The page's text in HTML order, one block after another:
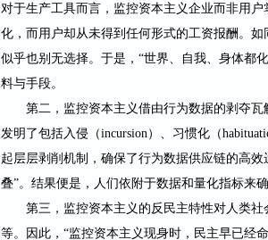
对于生产工具而言，监控资本主义企业而非用
化，而用户却从未得到任何形式的工资报酬。
似乎也别无选择。于是，“世界、自我、身体都
料与手段。
第二，监控资本主义借由行为数据的剥夺
发明了包括入侵（incursion）、习惯化（
起层层剥削机制，确保了行为数据供应链的高
叠”。结果便是，人们依附于数据和量化指标来
第三，监控资本主义的反民主特性对人类
等。因此， “监控资本主义现身时，民主早已经